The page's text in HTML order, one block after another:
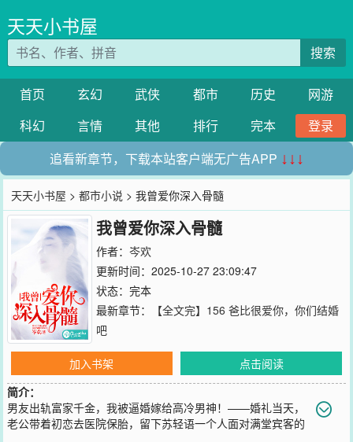
天天小书屋
搜索
首页 玄幻 武侠 都市 历史
网游
科幻
言情 其他 排行 完本
登录
追看新章节，下载本站客户端无广告APP ↓↓↓
天天小书屋 >都市小说 > 我曾爱你深入骨髓
我曾爱你深入骨髓
作者： 岑欢
更新时间：2025-10-27 23:09:47
状态：完本
最新章节：
【全文完】156 爸比很爱你，你们结婚
吧
加入书架
点击阅读
简介：
男友出轨富家千金，我被逼婚嫁给高冷男神！——婚礼当天，
老公带着初恋去医院保胎，留下苏轻语一个人面对满堂宾客的